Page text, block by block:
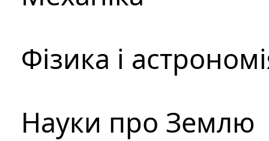
Фізика і
Науки про Землю